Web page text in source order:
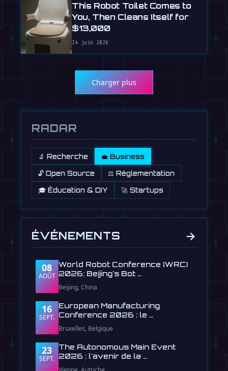
This Robot Toilet Comes to
You, Then Cleans Itself for
$13,000
14 juin 2026
Charger plus
RADAR
🔬 Recherche 💼 Business
🔓 Open Source ⚖️ Réglementation
🎓 Éducation & DIY 🚀 Startups
ÉVÉNEMENTS →
08
AOÛT
World Robot Conference (WRC)
2026: Beijing's Bot …
Beijing, China
16
SEPT.
European Manufacturing
Conference 2026 : le …
Bruxelles, Belgique
23
SEPT.
The Autonomous Main Event
2026 : l'avenir de la …